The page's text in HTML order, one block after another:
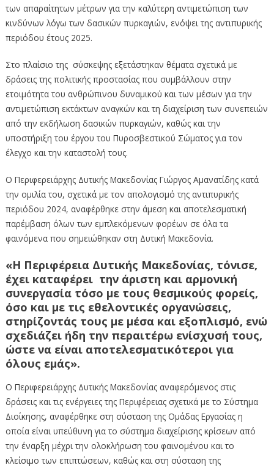
των απαραίτητων μέτρων για την καλύτερη αντιμετώπιση των
κινδύνων λόγω των δασικών πυρκαγιών, ενόψει της αντιπυρικής
περιόδου έτους 2025.
Στο πλαίσιο της σύσκεψης εξετάστηκαν θέματα σχετικά με
δράσεις της πολιτικής προστασίας που συμβάλλουν στην
ετοιμότητα του ανθρώπινου δυναμικού και των μέσων για την
αντιμετώπιση εκτάκτων αναγκών και τη διαχείριση των συνεπειών
από την εκδήλωση δασικών πυρκαγιών, καθώς και την
υποστήριξη του έργου του Πυροσβεστικού Σώματος για τον
έλεγχο και την καταστολή τους.
Ο Περιφερειάρχης Δυτικής Μακεδονίας Γιώργος Αμανατίδης κατά
την ομιλία του, σχετικά με τον απολογισμό της αντιπυρικής
περιόδου 2024, αναφέρθηκε στην άμεση και αποτελεσματική
παρέμβαση όλων των εμπλεκόμενων φορέων σε όλα τα
φαινόμενα που σημειώθηκαν στη Δυτική Μακεδονία.
«Η Περιφέρεια Δυτικής Μακεδονίας, τόνισε,
έχει καταφέρει την άριστη και αρμονική
συνεργασία τόσο με τους θεσμικούς φορείς,
όσο και με τις εθελοντικές οργανώσεις,
στηρίζοντάς τους με μέσα και εξοπλισμό, ενώ
σχεδιάζει ήδη την περαιτέρω ενίσχυσή τους,
ώστε να είναι αποτελεσματικότεροι για
όλους εμάς».
Ο Περιφερειάρχης Δυτικής Μακεδονίας αναφερόμενος στις
δράσεις και τις ενέργειες της Περιφέρειας σχετικά με το Σύστημα
Διοίκησης, αναφέρθηκε στη σύσταση της Ομάδας Εργασίας η
οποία είναι υπεύθυνη για το σύστημα διαχείρισης κρίσεων από
την έναρξη μέχρι την ολοκλήρωση του φαινομένου και το
κλείσιμο των επιπτώσεων, καθώς και στη σύσταση της